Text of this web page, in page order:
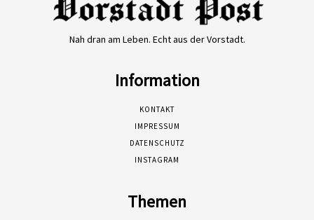
Nah dran am Leben. Echt aus der Vorstadt.
Information
KONTAKT
IMPRESSUM
DATENSCHUTZ
INSTAGRAM
Themen